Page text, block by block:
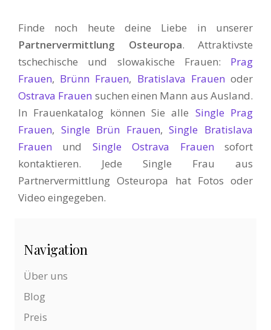
Finde noch heute deine Liebe in unserer
Partnervermittlung Osteuropa. Attraktivste
tschechische und slowakische Frauen: Prag
Frauen, Brünn Frauen, Bratislava Frauen oder
Ostrava Frauen suchen einen Mann aus Ausland.
In Frauenkatalog können Sie alle Single Prag
Frauen, Single Brün Frauen,Single Bratislava
Frauen und Single Ostrava Frauen sofort
kontaktieren. Jede Single Frau aus
Partnervermittlung Osteuropa hat Fotos oder
Video eingegeben.
Navigation
Über uns
Blog
Preis